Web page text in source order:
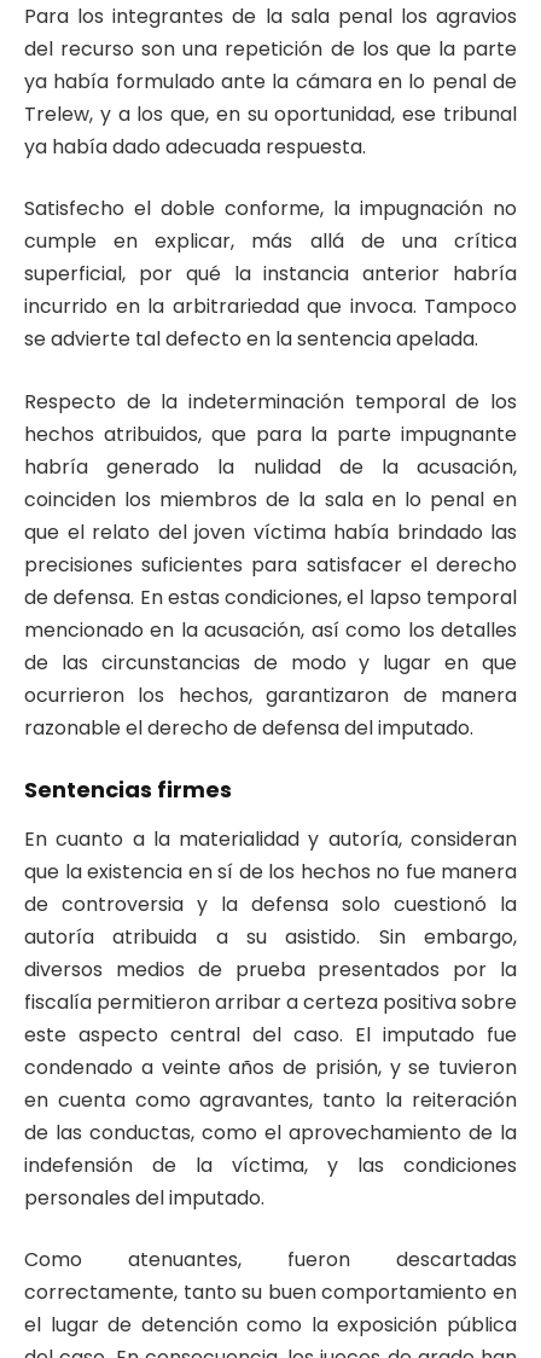
Para los integrantes de la sala penal los agravios
del recurso son una repetición de los que la parte
ya había formulado ante la cámara en lo penal de
Trelew, y a los que, en su oportunidad, ese tribunal
ya había dado adecuada respuesta.
Satisfecho el doble conforme, la impugnación no
cumple en explicar, más allá de una crítica
superficial, por qué la instancia anterior habría
incurrido en la arbitrariedad que invoca. Tampoco
se advierte tal defecto en la sentencia apelada.
Respecto de la indeterminación temporal de los
hechos atribuidos, que para la parte impugnante
habría generado la nulidad de la acusación,
coinciden los miembros de la sala en lo penal en
que el relato del joven víctima había brindado las
precisiones suficientes para satisfacer el derecho
de defensa. En estas condiciones, el lapso temporal
mencionado en la acusación, así como los detalles
de las circunstancias de modo y lugar en que
ocurrieron los hechos, garantizaron de manera
razonable el derecho de defensa del imputado.
Sentencias firmes
En cuanto a la materialidad y autoría, consideran
que la existencia en sí de los hechos no fue manera
de controversia y la defensa solo cuestionó la
autoría atribuida a su asistido. Sin embargo,
diversos medios de prueba presentados por la
fiscalía permitieron arribar a certeza positiva sobre
este aspecto central del caso. El imputado fue
condenado a veinte años de prisión, y se tuvieron
en cuenta como agravantes, tanto la reiteración
de las conductas, como el aprovechamiento de la
indefensión de la víctima, y las condiciones
personales del imputado.
Como atenuantes, fueron descartadas
correctamente, tanto su buen comportamiento en
el lugar de detención como la exposición pública